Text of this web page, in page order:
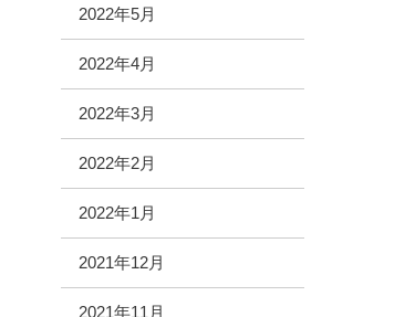
2022年5月
2022年4月
2022年3月
2022年2月
2022年1月
2021年12月
2021年11月